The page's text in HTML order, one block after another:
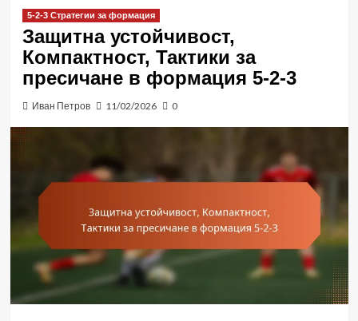
5-2-3 Стратегии за формация
Защитна устойчивост,
Компактност, Тактики за
пресичане в формация 5-2-3
Иван Петров 11/02/2026 0